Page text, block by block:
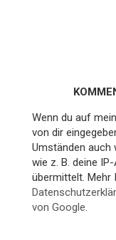
Wenn du auf
von dir
Umständen auch
wie z. B. deine
übermittelt. Mehr
von Google.